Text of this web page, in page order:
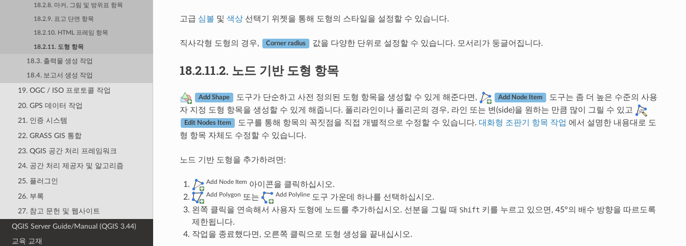
18.2.8. 마커, 그림 및 방위표 항목
18.2.9. 표고 단면 항목
18.2.10. HTML 프레임 항목
18.2.11. 도형 항목
18.3. 출력물 생성 작업
18.4. 보고서 생성 작업
19. OGC / ISO 프로토콜 작업
20. GPS 데이터 작업
21. 인증 시스템
22. GRASS GIS 통합
23. QGIS 공간 처리 프레임워크
24. 공간 처리 제공자 및 알고리즘
25. 플러그인
26. 부록
27. 참고 문헌 및 웹사이트
QGIS Server Guide/Manual (QGIS 3.44)
교육 교재
고급 심볼 및 색상선택기 위젯을 통해 도형의 스타일을 설정할 수 있습니다.
직사각형 도형의 경우, Corner radius 값을 다양한 단위로 설정할 수 있습니다. 모서리가 둥글어집니다.
18.2.11.2. 노드 기반 도형 항목
Add Shape 도구가 단순하고 사전 정의된 도형 항목을 생성할 수 있게 해준다면, Add Node Item
도구는 좀 더 높은 수준의 사용
자 지정 도형 항목을 생성할 수 있게 해줍니다. 폴리라인이나 폴리곤의 경우, 라인 또는 변(side)을 원하는 만큼 많이 그릴 수 있고
Edit Nodes Item 도구를 통해 항목의 꼭짓점을 직접 개별적으로 수정할 수 있습니다. 대화형 조판기 항목 작업 에서 설명한 내용대로 도
형 항목 자체도 수정할 수 있습니다.
노드 기반 도형을 추가하려면:
Add Node Item 아이콘을 클릭하십시오.
Add Polygon 또는 Add Polyline도구 가운데 하나를 선택하십시오.
왼쪽 클릭을 연속해서 사용자 도형에 노드를 추가하십시오. 선분을 그릴 때 Shift 키를 누르고 있으면, 45°의 배수 방향을 따르도록
제한됩니다.
작업을 종료했다면, 오른쪽 클릭으로 도형 생성을 끝내십시오.